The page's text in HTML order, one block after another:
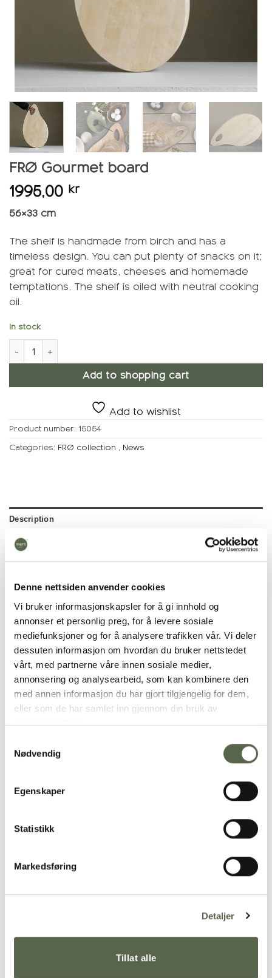
Denne nettsiden anvender cookies
Vi bruker informasjonskapsler for å gi innhold og
annonser et personlig preg, for å levere sosiale
mediefunksjoner og for å analysere trafikken vår. Vi deler
dessuten informasjon om hvordan du bruker nettstedet
vårt, med partnerne våre innen sosiale medier,
annonsering og analysearbeid, som kan kombinere den
med annen informasjon du har gjort tilgjengelig for dem,
eller som de har samlet inn gjennom din bruk av
tjenestene deres.
Nødvendig
Egenskaper
Statistikk
Markedsføring
Detaljer
Tillat alle
FRØ Gourmet board
1995,00 kr
56×33 cm
The shelf is handmade from birch and has a
timeless design. You can put plenty of snacks on it;
great for cured meats, cheeses and homemade
temptations. The shelf is oiled with neutral cooking
oil.
In stock
FRØ Gourmet board quantity
Add to shopping cart
Add to wishlist
Product number: 15054
Categories: FRØ collection , News
Description
Additional
seed have been the source of inspiration
collection, with a focus on practical use
Read about the project